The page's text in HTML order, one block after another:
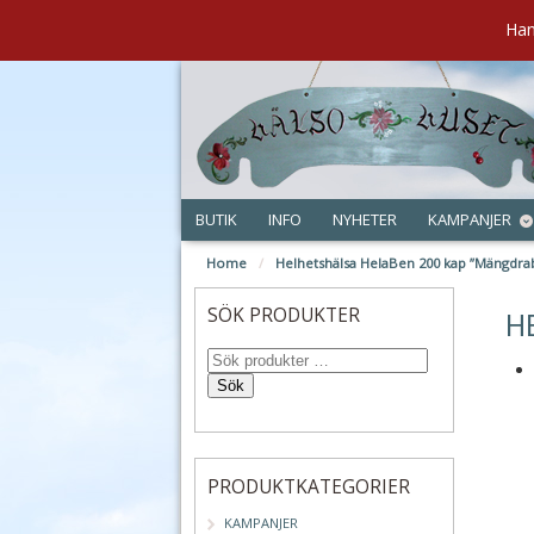
BUTIK INFO NYHETER KAMPANJER
Home / Helhetshälsa HelaBen 200 kap
SÖK PRODUKTER
Sök
PRODUKTKATEGORIER
KAMPANJER